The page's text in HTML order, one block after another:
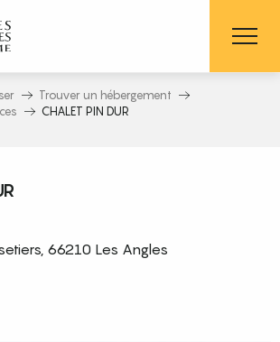
Trouver un hébergement
CHALET PIN DUR
66210 Les Angles
aux favoris